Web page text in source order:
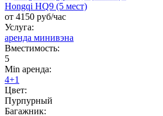
Hongqi HQ9 (5 мест)
от 4150 руб/час
Услуга:
аренда минивэна
Вместимость:
5
Min аренда:
4+1
Цвет:
Пурпурный
Багажник: